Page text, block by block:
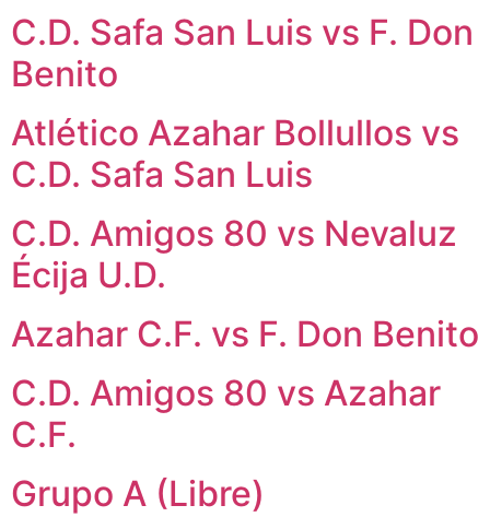
C.D. Safa San Luis vs F. Don
Benito
Atlético Azahar Bollullos vs
C.D. Safa San Luis
C.D. Amigos 80 vs Nevaluz
Écija U.D.
Azahar C.F. vs F. Don Benito
C.D. Amigos 80 vs Azahar
C.F.
Grupo A (Libre)